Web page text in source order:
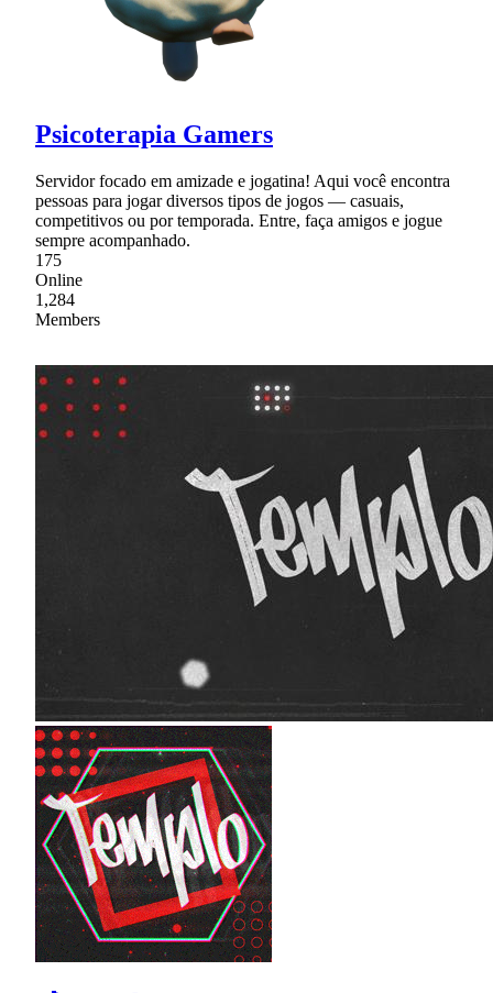
Psicoterapia Gamers
Servidor focado em amizade e jogatina! Aqui você encontra
pessoas para jogar diversos tipos de jogos — casuais,
competitivos ou por temporada. Entre, faça amigos e jogue
sempre acompanhado.
175
Online
1,284
Members